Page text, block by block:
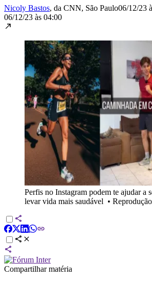
Nicoly Bastos, da CNN, São Paulo06/12/23
06/12/23 às 04:00
Perfis no Instagram podem te ajudar a
levar vida mais saudável •
Compartilhar matéria